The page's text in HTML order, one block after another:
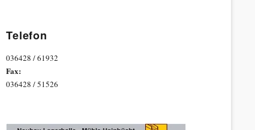
Telefon
036428 / 61932
Fax:
036428 / 51526